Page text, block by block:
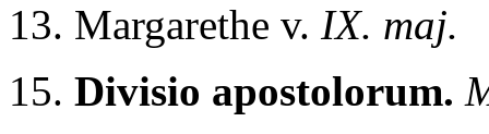
13. Margarethe v. IX. maj.
15. Divisio apostolorum.